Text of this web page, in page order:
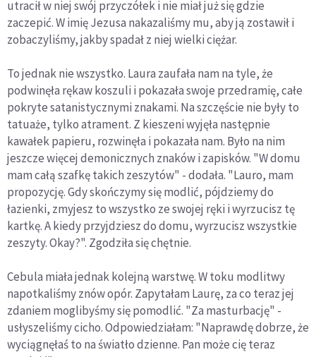
utracił w niej swój przyczółek i nie miał już się gdzie
zaczepić. W imię Jezusa nakazaliśmy mu, aby ją zostawił i
zobaczyliśmy, jakby spadał z niej wielki ciężar.
To jednak nie wszystko. Laura zaufała nam na tyle, że
podwinęła rękaw koszuli i pokazała swoje przedramię, całe
pokryte satanistycznymi znakami. Na szczęście nie były to
tatuaże, tylko atrament. Z kieszeni wyjęła następnie
kawałek papieru, rozwinęła i pokazała nam. Było na nim
jeszcze więcej demonicznych znaków i zapisków. "W domu
mam całą szafkę takich zeszytów" - dodała. "Lauro, mam
propozycję. Gdy skończymy się modlić, pójdziemy do
łazienki, zmyjesz to wszystko ze swojej ręki i wyrzucisz tę
kartkę. A kiedy przyjdziesz do domu, wyrzucisz wszystkie
zeszyty. Okay?". Zgodziła się chętnie.
Cebula miała jednak kolejną warstwę. W toku modlitwy
napotkaliśmy znów opór. Zapytałam Laurę, za co teraz jej
zdaniem moglibyśmy się pomodlić. "Za masturbację" -
usłyszeliśmy cicho. Odpowiedziałam: "Naprawdę dobrze, że
wyciągnęłaś to na światło dzienne. Pan może cię teraz